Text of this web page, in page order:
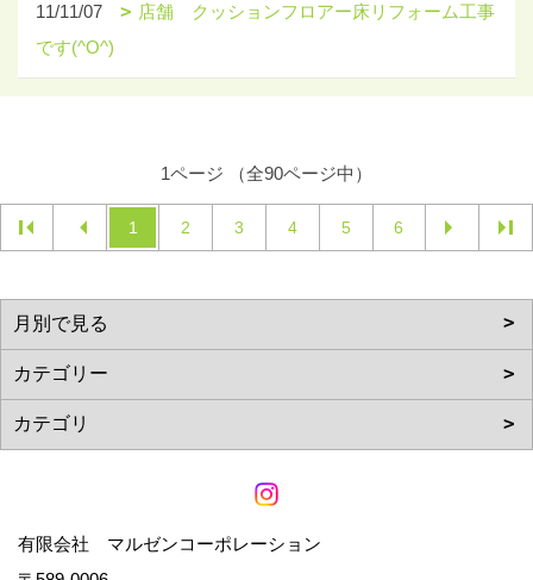
11/11/07
店舗 クッションフロアー床リフォーム工事
です(^O^)
1ページ （全90ページ中）
1 2 3 4 5 6
有限会社 マルゼンコーポレーション